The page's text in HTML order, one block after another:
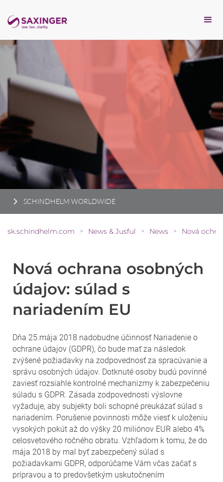
SCHINDHELM WORLDWIDE
sk.schindhelm.com > News & Jusful > News >
Nová ochrana osobných
údajov: súlad s
nariadením EU
Dňa 25.mája 2018 nadobudne účinnosť Nariadenie o
ochrane údajov (GDPR), čo bude mať za následok
zvýšené požiadavky na zodpovednosť za spracúvanie a
správu osobných údajov. Dotknuté osoby budú povinné
zaviesť rozsiahle kontrolné mechanizmy k zabezpečeniu
súladu s GDPR. Zásada zodpovednosti výslovne
vyžaduje, aby subjekty boli schopné preukázať súlad s
nariadením. Porušenie povinnosti môže viesť k uloženiu
vysokých pokút až do výšky 20 miliónov EUR alebo 4%
celosvetového ročného obratu. Vzhľadom k tomu, že do
mája 2018 by mal byť zabezpečený súlad s
požiadavkami GDPR, odporúčame Vám včas začať s
prípravou a to predovšetkým uskutočnením